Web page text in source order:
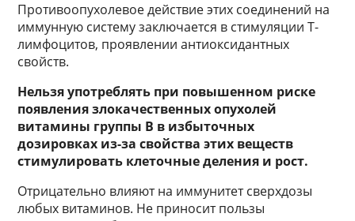
Противоопухолевое действие этих соединений на
иммунную систему заключается в стимуляции Т-
лимфоцитов, проявлении антиоксидантных
свойств.
Нельзя употреблять при повышенном риске
появления злокачественных опухолей
витамины группы В в избыточных
дозировках из-за свойства этих веществ
стимулировать клеточные деления и рост.
Отрицательно влияют на иммунитет сверхдозы
любых витаминов. Не приносит пользы